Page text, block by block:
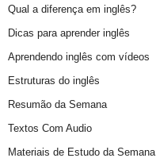
Qual a diferença em inglês?
Dicas para aprender inglês
Aprendendo inglês com vídeos
Estruturas do inglês
Resumão da Semana
Textos Com Audio
Materiais de Estudo da Semana